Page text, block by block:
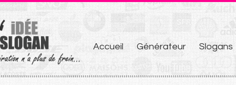
Aller
au
contenu
Accueil Générateur Slogans